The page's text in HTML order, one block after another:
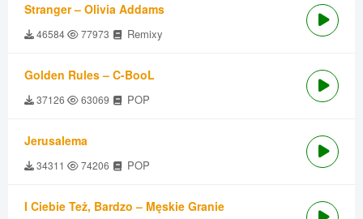
Stranger – Olivia Addams
46584 77973 Remixy
Golden Rules – C-BooL
37126 63069 POP
Jerusalema
34311 74206 POP
I Ciebie Też, Bardzo – Męskie Granie